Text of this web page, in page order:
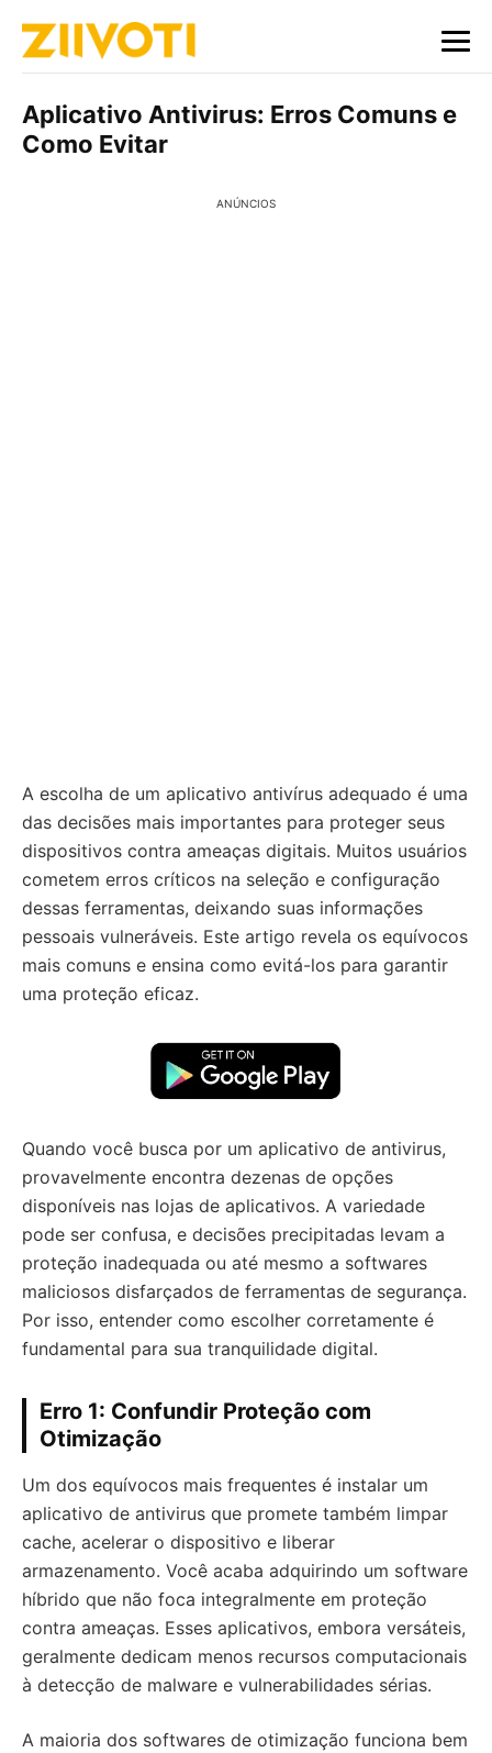
Aplicativo Antivirus: Erros Comuns e
Como Evitar
ANÚNCIOS
A escolha de um aplicativo antivírus adequado é uma
das decisões mais importantes para proteger seus
dispositivos contra ameaças digitais. Muitos usuários
cometem erros críticos na seleção e configuração
dessas ferramentas, deixando suas informações
pessoais vulneráveis. Este artigo revela os equívocos
mais comuns e ensina como evitá-los para garantir
uma proteção eficaz.
Quando você busca por um aplicativo de antivirus,
provavelmente encontra dezenas de opções
disponíveis nas lojas de aplicativos. A variedade
pode ser confusa, e decisões precipitadas levam a
proteção inadequada ou até mesmo a softwares
maliciosos disfarçados de ferramentas de segurança.
Por isso, entender como escolher corretamente é
fundamental para sua tranquilidade digital.
Erro 1: Confundir Proteção com
Otimização
Um dos equívocos mais frequentes é instalar um
aplicativo de antivirus que promete também limpar
cache, acelerar o dispositivo e liberar
armazenamento. Você acaba adquirindo um software
híbrido que não foca integralmente em proteção
contra ameaças. Esses aplicativos, embora versáteis,
geralmente dedicam menos recursos computacionais
à detecção de malware e vulnerabilidades sérias.
A maioria dos softwares de otimização funciona bem